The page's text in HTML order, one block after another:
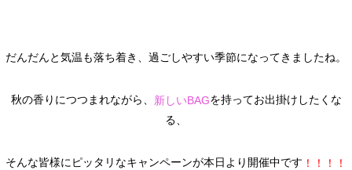
だんだんと気温も落ち着き、過ごしやすい季節になってきましたね。
秋の香りにつつまれながら、 新しいBAGを持ってお出掛けしたくな
る、
そんな皆様にピッタリなキャンペーンが本日より開催中です ！！！！